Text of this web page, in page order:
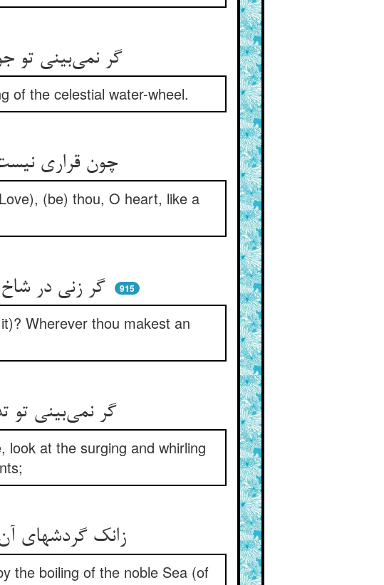
گر نمی‌بینی تو جو را در کمین ** گردش دولاب گردونی ببین
of the celestial water-wheel.
(be) thou, O heart, like a
گر زنی در شاخ دستی کی هلد ** هر کجا پیوند سازی بسکلد 915
Wherever thou makest an
گر نمی‌بینی تو تدویر قدر ** در عناصر جوشش و گردش نگر
look at the surging and whirling
the boiling of the noble Sea (of